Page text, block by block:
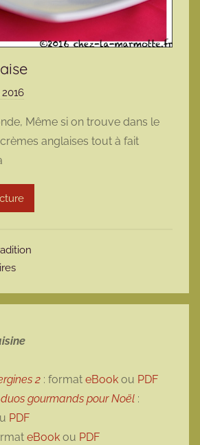
r
m
r
t
Même si on trouve dans le
anglaises tout à fait
2 : format eBook ou PDF
gourmands pour Noël :
PDF
eBook ou PDF